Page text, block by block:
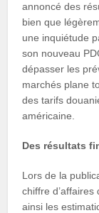
annoncé des
bien que
une inquiétude
son nouveau
dépasser les
marchés plane
des tarifs
américaine.
Des résultats
Lors de la
chiffre
ainsi les